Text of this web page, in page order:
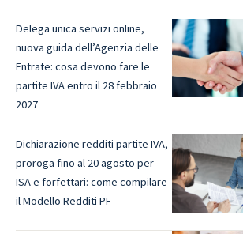
Delega unica servizi online,
nuova guida dell’Agenzia delle
Entrate: cosa devono fare le
partite IVA entro il 28 febbraio
2027
Dichiarazione redditi partite IVA,
proroga fino al 20 agosto per
ISA e forfettari: come compilare
il Modello Redditi PF